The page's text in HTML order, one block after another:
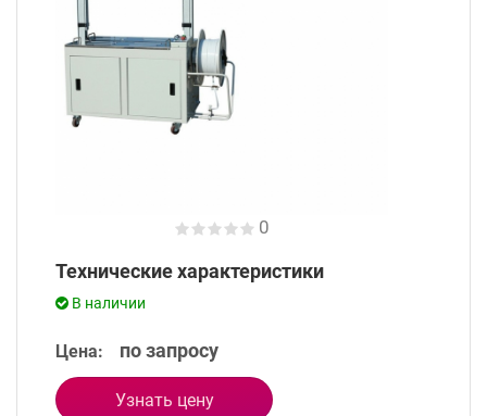
0
Технические характеристики
В наличии
Цена: по запросу
Узнать цену